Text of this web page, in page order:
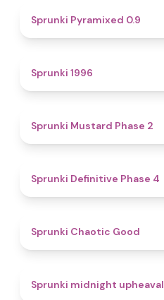
Sprunki Pyramixed 0.9
Sprunki 1996
Sprunki Mustard Phase 2
Sprunki Definitive Phase 4
Sprunki Chaotic Good
Sprunki midnight upheaval